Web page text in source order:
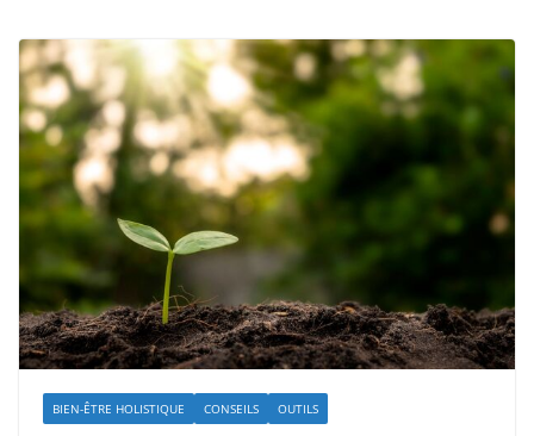
BIEN-ÊTRE HOLISTIQUE CONSEILS OUTILS